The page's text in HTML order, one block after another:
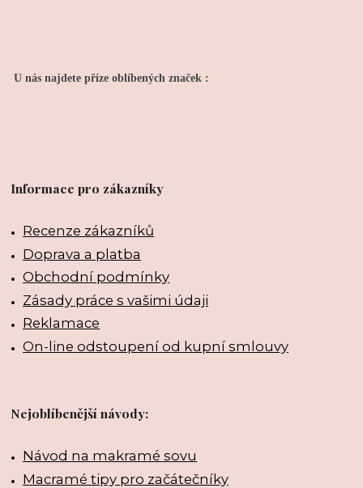
U nás najdete příze oblíbených značek :
Informace pro zákazníky
Recenze zákazníků
Doprava a platba
Obchodní podmínky
Zásady práce s vašimi údaji
Reklamace
On-line odstoupení od kupní smlouvy
Nejoblíbenější návody:
Návod na makramé sovu
Macramé tipy pro začátečníky